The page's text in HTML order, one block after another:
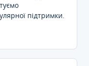
підтримки.